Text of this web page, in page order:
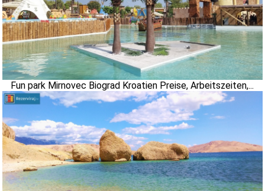
Fun park Mirnovec Biograd Kroatien Preise, Arbeitszeiten,...